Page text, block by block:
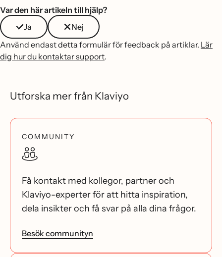
Var den här artikeln till hjälp?
Ja
Nej
Använd endast detta formulär för feedback på artiklar. Lär
dig hur du kontaktar support.
Utforska mer från Klaviyo
COMMUNITY
Få kontakt med kollegor, partner och
Klaviyo-experter för att hitta inspiration,
dela insikter och få svar på alla dina frågor.
Besök communityn